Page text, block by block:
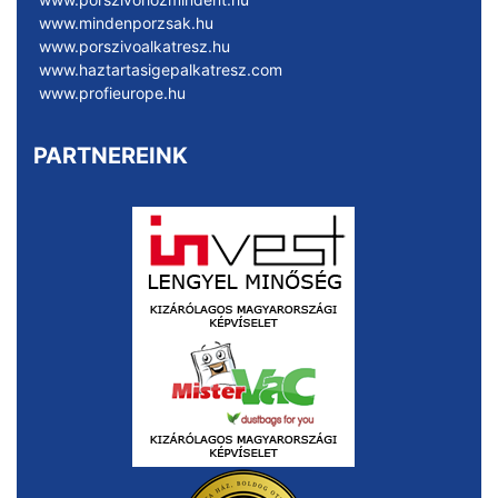
www.mindenporzsak.hu
www.porszivoalkatresz.hu
www.haztartasigepalkatresz.com
www.profieurope.hu
PARTNEREINK